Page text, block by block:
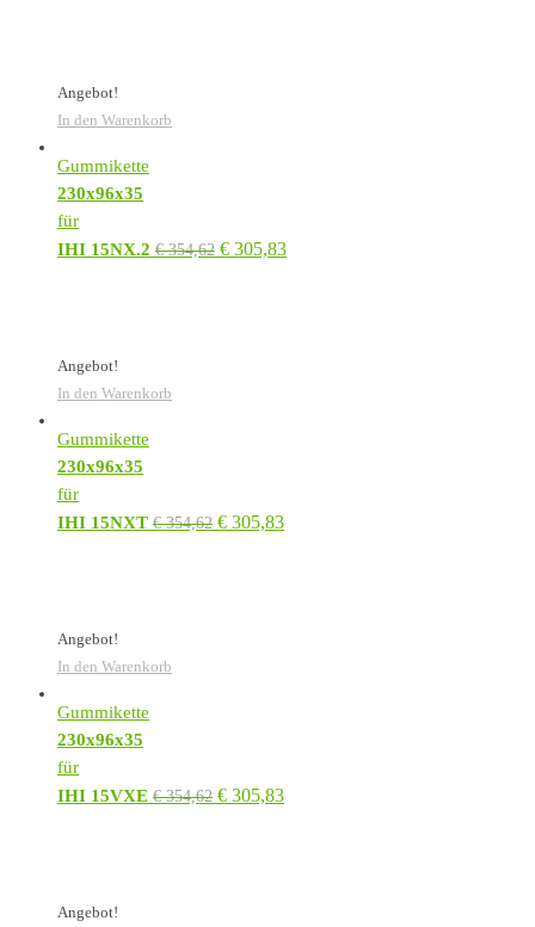
Angebot!
In den Warenkorb
Gummikette
230x96x35
für
IHI 15NX.2 €354,62 € 305,83
Angebot!
In den Warenkorb
Gummikette
230x96x35
für
IHI 15NXT €354,62 € 305,83
Angebot!
In den Warenkorb
Gummikette
230x96x35
für
IHI 15VXE €354,62 € 305,83
Angebot!